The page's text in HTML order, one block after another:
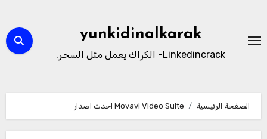
المحتوى
yunkidinalkarak
Linkedincrack- الكراك يعمل مثل السحر.
الصفحة الرئيسية Movavi Video Suite احدث اصدار